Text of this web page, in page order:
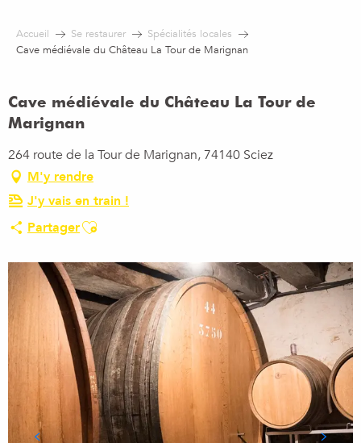
contenu
Accueil Se restaurer
Spécialités locales
Cave médiévale du Château La Tour de Marignan
Cave médiévale du Château La Tour de
Marignan
264 route de la Tour de Marignan, 74140 Sciez
M'y rendre
J'y vais en train !
PartagerAjouter aux favoris